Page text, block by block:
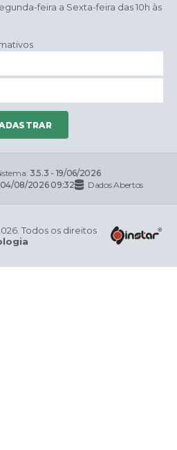
feira a Sexta-feira das 10h às
3.5.3 - 19/06/2026
04/08/2026 09:32 Dados Abertos
Todos os direitos